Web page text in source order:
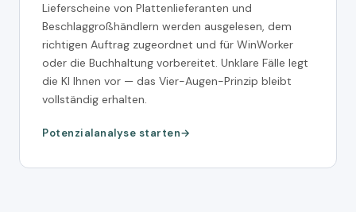
Lieferscheine von Plattenlieferanten und
Beschlaggroßhändlern werden ausgelesen, dem
richtigen Auftrag zugeordnet und für WinWorker
oder die Buchhaltung vorbereitet. Unklare Fälle legt
die KI Ihnen vor — das Vier-Augen-Prinzip bleibt
vollständig erhalten.
Potenzialanalyse starten